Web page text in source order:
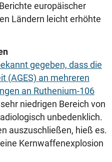
europäischer
Ländern leicht erhöhte
gegeben, dass die
(AGES) an mehreren
an Ruthenium-106
niedrigen Bereich von
unbedenklich.
auszuschließen, hieß es.
Kernwaffenexplosion